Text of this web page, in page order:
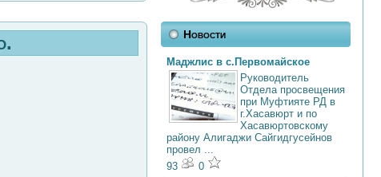
Новости
Маджлис в с.Первомайское
Руководитель
Отдела просвещения
при Муфтияте РД в
г.Хасавюрт и по
Хасавюртовскому
району Алигаджи Сайгидгусейнов
провел ...
93
0